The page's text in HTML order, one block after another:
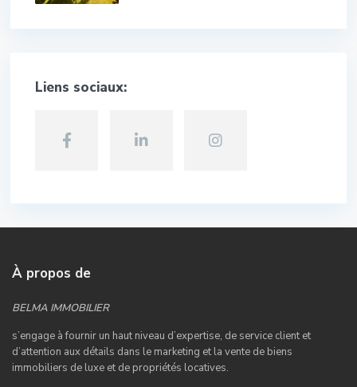
Liens sociaux:
À propos de
BELMA IMMOBILIER
s’engage à fournir un haut niveau d’expertise, de service client et
d’attention aux détails dans le marketing et la vente de biens
immobiliers de luxe et de propriétés locatives.